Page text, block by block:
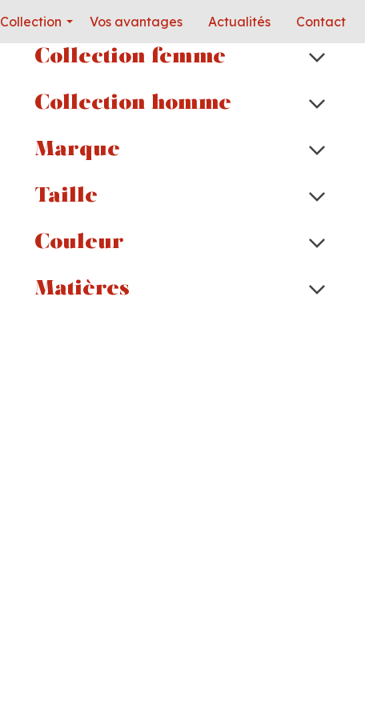
Collection Vos avantages Actualités Contact
Collection femme
Collection homme
Marque
Taille
Couleur
Matières